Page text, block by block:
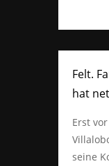
Felt.
hat
Erst
seine